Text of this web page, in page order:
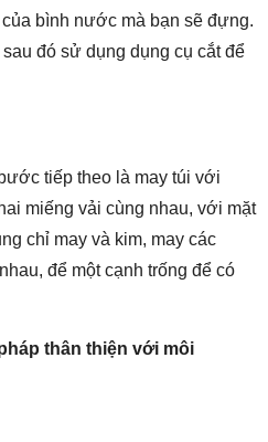
bình nước mà bạn sẽ đựng.
đó sử dụng dụng cụ cắt để
tiếp theo là may túi với
miếng vải cùng nhau, với mặt
chỉ may và kim, may các
để một cạnh trống để có
thân thiện với môi